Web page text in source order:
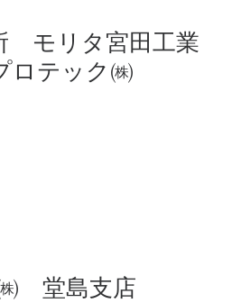
モリタ宮田工業
テック㈱
㈱ 堂島支店